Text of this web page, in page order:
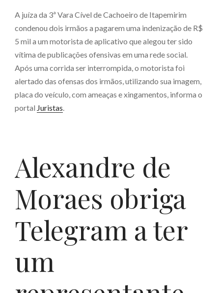
A juíza da 3ª Vara Cível de Cachoeiro de Itapemirim
condenou dois irmãos a pagarem uma indenização de R$
5 mil a um motorista de aplicativo que alegou ter sido
vítima de publicações ofensivas em uma rede social.
Após uma corrida ser interrompida, o motorista foi
alertado das ofensas dos irmãos, utilizando sua imagem,
placa do veículo, com ameaças e xingamentos, informa o
portal Juristas.
Alexandre de
Moraes obriga
Telegram a ter
um